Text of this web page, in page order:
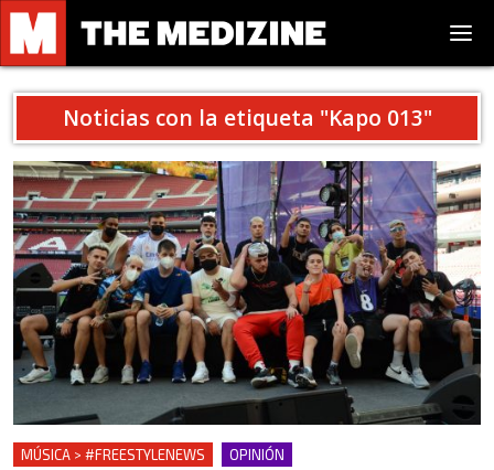
Noticias con la etiqueta "Kapo 013"
MÚSICA > #FREESTYLENEWS OPINIÓN